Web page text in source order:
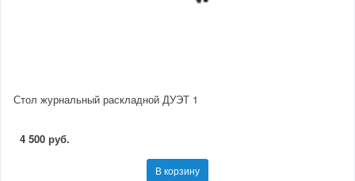
Стол журнальный раскладной ДУЭТ 1
4 500 руб.
В корзину